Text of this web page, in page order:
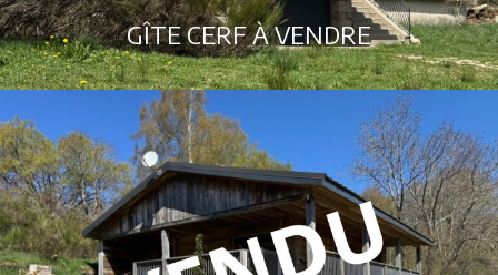
GÎTE CERF À VENDRE